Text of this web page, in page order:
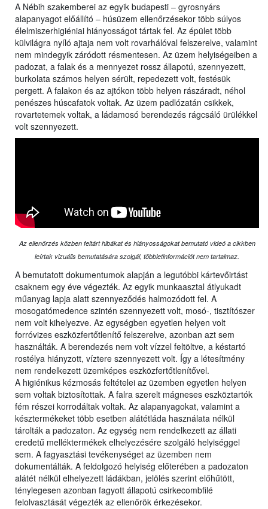
A Nébih szakemberei az egyik budapesti – gyrosnyárs
alapanyagot előállító – húsüzem ellenőrzésekor több súlyos
élelmiszerhigiéniai hiányosságot tártak fel. Az épület több
külvilágra nyíló ajtaja nem volt rovarhálóval felszerelve, valamint
nem mindegyik záródott résmentesen. Az üzem helyiségeiben a
padozat, a falak és a mennyezet rossz állapotú, szennyezett,
burkolata számos helyen sérült, repedezett volt, festésük
pergett. A falakon és az ajtókon több helyen rászáradt, néhol
penészes húscafatok voltak. Az üzem padlózatán csikkek,
rovartetemek voltak, a ládamosó berendezés rágcsáló ürülékkel
volt szennyezett.
Az ellenőrzés közben feltárt hibákat és hiányosságokat bemutató videó a cikkben
leírtak vizuális bemutatására szolgál, többletinformációt nem tartalmaz.
A bemutatott dokumentumok alapján a legutóbbi kártevőirtást
csaknem egy éve végezték. Az egyik munkaasztal átlyukadt
műanyag lapja alatt szennyeződés halmozódott fel. A
mosogatómedence szintén szennyezett volt, mosó-, tisztítószer
nem volt kihelyezve. Az egységben egyetlen helyen volt
forróvizes eszközfertőtlenítő felszerelve, azonban azt sem
használták. A berendezés nem volt vízzel feltöltve, a késtartó
rostélya hiányzott, víztere szennyezett volt. Így a létesítmény
nem rendelkezett üzemképes eszközfertőtlenítővel.
A higiénikus kézmosás feltételei az üzemben egyetlen helyen
sem voltak biztosítottak. A falra szerelt mágneses eszköztartók
fém részei korrodáltak voltak. Az alapanyagokat, valamint a
késztermékeket több esetben alátétláda használata nélkül
tárolták a padozaton. Az egység nem rendelkezett az állati
eredetű melléktermékek elhelyezésére szolgáló helyiséggel
sem. A fagyasztási tevékenységet az üzemben nem
dokumentálták. A feldolgozó helyiség előterében a padozaton
alátét nélkül elhelyezett ládákban, jelölés szerint előhűtött,
ténylegesen azonban fagyott állapotú csirkecombfilé
felolvasztását végezték az ellenőrök érkezésekor.